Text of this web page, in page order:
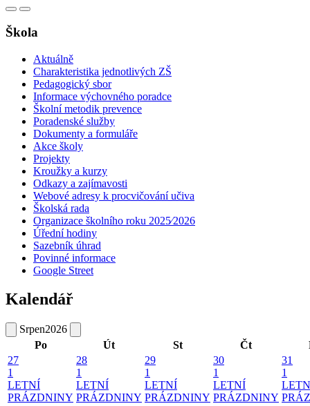
Škola
Aktuálně
Charakteristika jednotlivých ZŠ
Pedagogický sbor
Informace výchovného poradce
Školní metodik prevence
Poradenské služby
Dokumenty a formuláře
Akce školy
Projekty
Kroužky a kurzy
Odkazy a zajímavosti
Webové adresy k procvičování učiva
Školská rada
Organizace školního roku 2025⁄2026
Úřední hodiny
Sazebník úhrad
Povinné informace
Google Street
Kalendář
Srpen2026
Po
Út St Čt
27
1
LETNÍ
PRÁZDNINY
28
1
LETNÍ
PRÁZDNINY
29
1
LETNÍ
PRÁZDNINY
30
1
LETNÍ
PRÁZDNINY
31
1